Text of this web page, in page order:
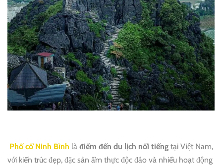
Phố cổ Ninh Bình là điểm đến du lịch nổi tiếng tại Việt Nam,
với kiến trúc đẹp, đặc sản ẩm thực độc đáo và nhiều hoạt động